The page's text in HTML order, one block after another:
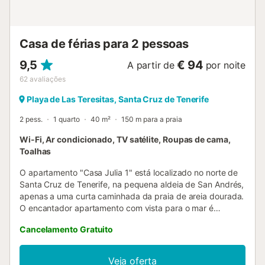
Casa de férias para 2 pessoas
9,5
62 avaliações
A partir de € 94 por noite
Playa de Las Teresitas, Santa Cruz de Tenerife
2 pess. 1 quarto 40 m² 150 m para a praia
Wi-Fi, Ar condicionado, TV satélite, Roupas de cama,
Toalhas
O apartamento "Casa Julia 1" está localizado no norte de
Santa Cruz de Tenerife, na pequena aldeia de San Andrés,
apenas a uma curta caminhada da praia de areia dourada.
O encantador apartamento com vista para o mar é
bem equipada, um quarto e uma casa de banho,
acomodando assim 2 pessoas. As comodidades adicionais
incluem Wi-Fi, ar condicionado, máquina de lavar roupa e
Cancelamento Gratuito
Veja oferta